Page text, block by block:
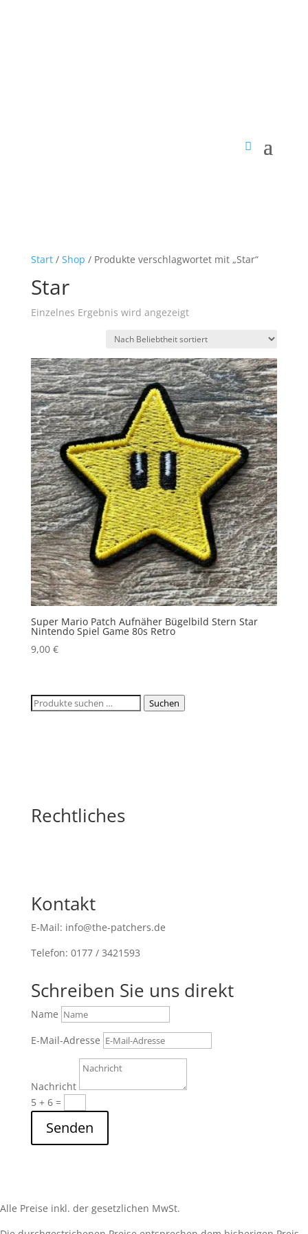
Start/ Shop / Produkte verschlagwortet mit „Star“
Star
Einzelnes Ergebnis wird angezeigt
Super Mario Patch Aufnäher Bügelbild Stern Star
Nintendo Spiel Game 80s Retro
9,00 €
Suchen
Suchen
Rechtliches
Kontakt
E-Mail: info@the-patchers.de
Telefon: 0177 / 3421593
Schreiben Sie uns direkt
Name
E-Mail-Adresse
Nachricht
5 + 6=
Senden
Alle Preise inkl. der gesetzlichen MwSt.